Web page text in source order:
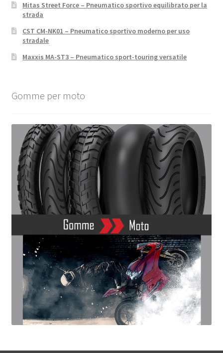
Mitas Street Force – Pneumatico sportivo equilibrato per la
strada
CST CM-NK01 – Pneumatico sportivo moderno per uso
stradale
Maxxis MA-ST3 – Pneumatico sport-touring versatile
Gomme per moto